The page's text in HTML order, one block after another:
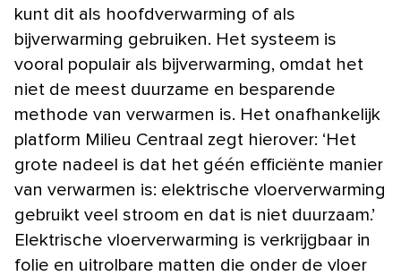
kunt dit als hoofdverwarming of als
bijverwarming gebruiken. Het systeem is
vooral populair als bijverwarming, omdat het
niet de meest duurzame en besparende
methode van verwarmen is. Het onafhankelijk
platform Milieu Centraal zegt hierover: ‘Het
grote nadeel is dat het géén efficiënte manier
van verwarmen is: elektrische vloerverwarming
gebruikt veel stroom en dat is niet duurzaam.’
Elektrische vloerverwarming is verkrijgbaar in
folie en uitrolbare matten die onder de vloer